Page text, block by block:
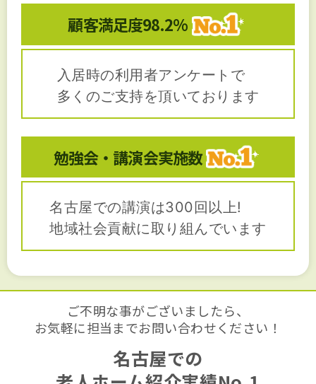
顧客満足度98.2%
入居時の利用者アンケートで
多くのご支持を頂いております
勉強会・講演会実施数
名古屋での講演は300回以上!
地域社会貢献に取り組んでいます
ご不明な事がございましたら、
お気軽に担当までお問い合わせください！
名古屋での